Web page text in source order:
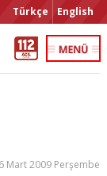
Türkçe English
Mart 2009 Perşembe